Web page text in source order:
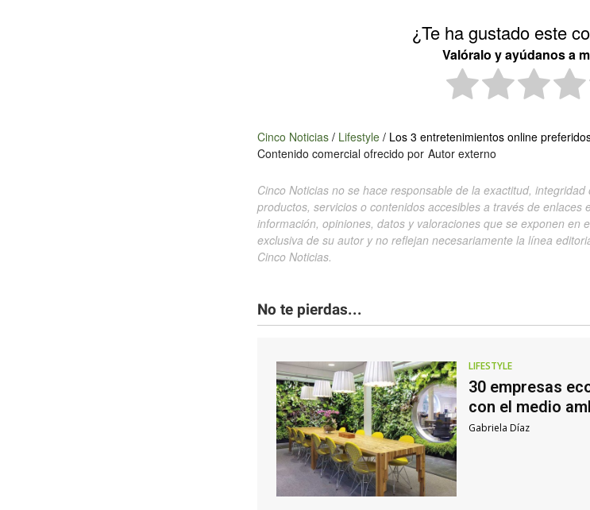
¿Te ha gustado este
Valóralo y ayúdanos a
Cinco Noticias / Lifestyle / Los 3 entretenimientos online
Contenido comercial ofrecido por Autor externo
Cinco Noticias no se hace responsable de la exactitud,
productos, servicios o contenidos accesibles a través de enlaces
información, opiniones, datos y valoraciones que se exponen en
exclusiva de su autor y no reflejan necesariamente la línea
Cinco Noticias.
No te pierdas...
LIFESTYLE
30 empresas
con el medio
Gabriela Díaz